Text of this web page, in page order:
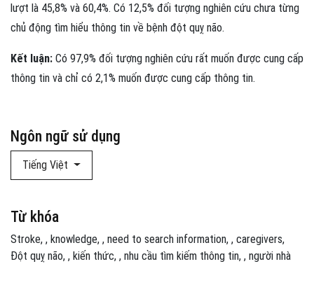
Ngôn ngữ sử dụng
Tiếng Việt
lượt là 45,8% và 60,4%. Có 12,5% đối tượng nghiên cứu chưa từng
chủ động tìm hiểu thông tin về bệnh đột quỵ não.
Kết luận: Có 97,9% đối tượng nghiên cứu rất muốn được cung cấp
thông tin và chỉ có 2,1% muốn được cung cấp thông tin.
Từ khóa
Stroke , knowledge , need to search information , caregivers
Đột quỵ não , kiến thức , nhu cầu tìm kiếm thông tin , người nhà